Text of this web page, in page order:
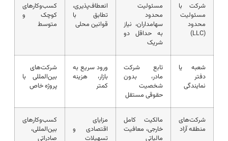
شرکت با
مسئولیت
محدود
(LLC)
مسئولیت
محدود
سهامداران، نیاز
به حداقل دو
شریک
انعطاف‌پذیری،
تطابق با
قوانین محلی
کسب‌وکارهای
کوچک و
متوسط
شعبه یا
دفتر
نمایندگی
تابع شرکت
مادر، بدون
شخصیت
حقوقی مستقل
ورود سریع به
بازار، هزینه
کمتر
شرکت‌های
بین‌المللی با
پروژه خاص
شرکت‌های
منطقه آزاد
مالکیت کامل
خارجی، معافیت
مالیاتی
مزایای
اقتصادی و
تسهیلات
کسب‌وکارهای
بین‌المللی،
صادراتی